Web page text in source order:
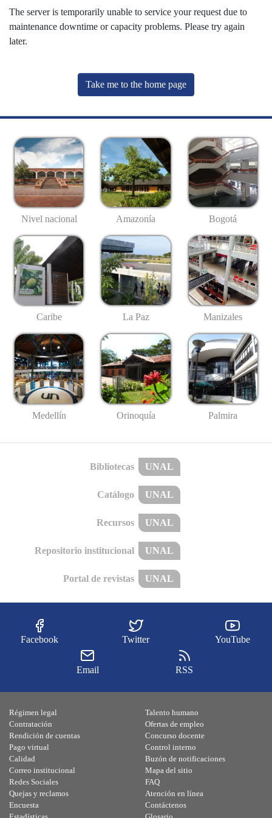
The server is temporarily unable to service your request due to
maintenance downtime or capacity problems. Please try again
later.
Take me to the home page
Nivel nacional Amazonía Bogotá
Caribe La Paz Manizales
Medellín Orinoquía Palmira
Bibliotecas UNAL
Catálogo UNAL
Recursos UNAL
Repositorio institucional UNAL
Portal de revistas UNAL
Facebook Twitter YouTube
Email RSS
Régimen legal
Contratación
Rendición de cuentas
Pago virtual
Calidad
Talento humano
Ofertas de empleo
Concurso docente
Control interno
Buzón de notificaciones
Correo institucional
Redes Sociales
Quejas y reclamos
Encuesta
Mapa del sitio
FAQ
Atención en línea
Contáctenos